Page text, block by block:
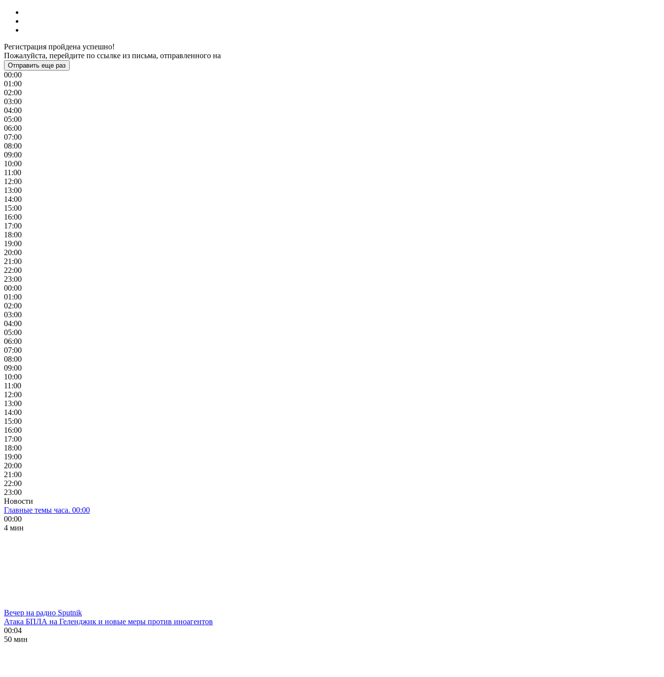
Регистрация пройдена успешно!
Пожалуйста, перейдите по ссылке из письма, отправленного на
Отправить еще раз
00:00
01:00
02:00
03:00
04:00
05:00
06:00
07:00
08:00
09:00
10:00
11:00
12:00
13:00
14:00
15:00
16:00
17:00
18:00
19:00
20:00
21:00
22:00
23:00
00:00
01:00
02:00
03:00
04:00
05:00
06:00
07:00
08:00
09:00
10:00
11:00
12:00
13:00
14:00
15:00
16:00
17:00
18:00
19:00
20:00
21:00
22:00
23:00
Новости
Главные темы часа. 00:00
00:00
4 мин
Вечер на радио Sputnik
Атака БПЛА на Геленджик и новые меры против иноагентов
00:04
50 мин